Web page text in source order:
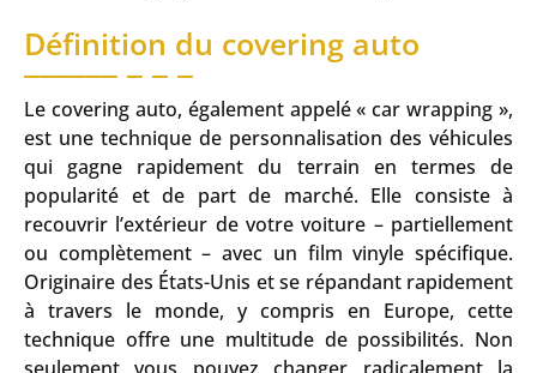
Définition du covering auto
Le covering auto, également appelé « car wrapping »,
est une technique de personnalisation des véhicules
qui gagne rapidement du terrain en termes de
popularité et de part de marché. Elle consiste à
recouvrir l’extérieur de votre voiture – partiellement
ou complètement – avec un film vinyle spécifique.
Originaire des États-Unis et se répandant rapidement
à travers le monde, y compris en Europe, cette
technique offre une multitude de possibilités. Non